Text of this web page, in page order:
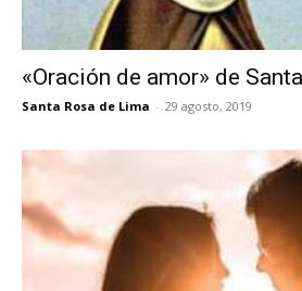
«Oración de amor» de
Santa Rosa de Lima - 29 agosto, 2019